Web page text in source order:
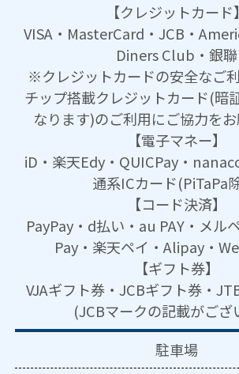
【クレジットカード】
VISA・MasterCard・JCB・
Diners Club・銀聯
※クレジットカードの安全なご
チップ搭載クレジットカード(暗
なります)のご利用にご協力をお
【電子マネー】
iD・楽天Edy・QUICPay・
通系ICカード(PiTaPa
【コード決済】
PayPay・d払い・au PAY・メル
Pay・楽天ペイ・Alipay・
【ギフト券】
VJAギフト券・JCBギフト券・
(JCBマークの記載がござ
駐車場